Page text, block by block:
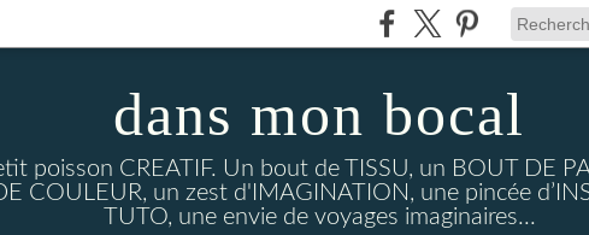
dans mon bocal
poisson CREATIF. Un bout de TISSU, un BOUT DE
COULEUR, un zest d'IMAGINATION, une pincée
TUTO, une envie de voyages imaginaires...